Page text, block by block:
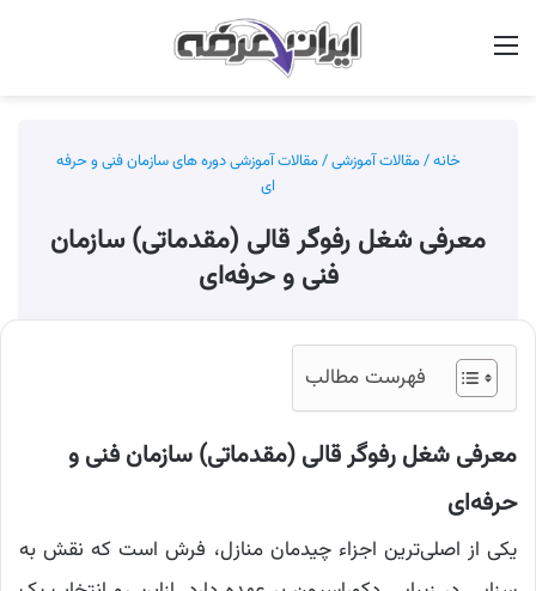
خانه/مقالات آموزشی/مقالات آموزشی دوره های سازمان فنی و حرفه
ای
معرفی شغل رفوگر قالی (مقدماتی) سازمان
فنی و حرفه‌ای
فهرست مطالب
معرفی شغل رفوگر قالی (مقدماتی) سازمان فنی و
حرفه‌ای
یکی از اصلی‌ترین اجزاء چیدمان منازل، فرش است که نقش به